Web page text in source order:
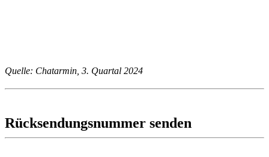
Quelle: Chatarmin, 3. Quartal 2024
Rücksendungsnummer senden